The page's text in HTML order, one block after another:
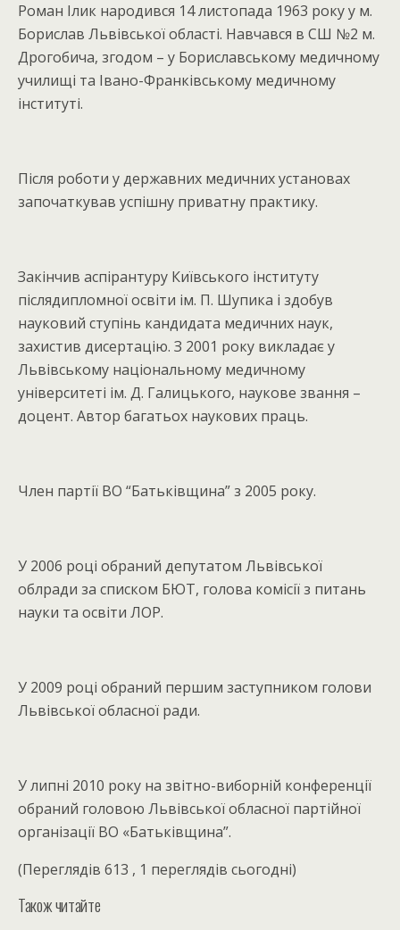
Роман Ілик народився 14 листопада 1963 року у м.
Борислав Львівської області. Навчався в СШ №2 м.
Дрогобича, згодом – у Бориславському медичному
училищі та Івано-Франківському медичному
інституті.
Після роботи у державних медичних установах
започаткував успішну приватну практику.
Закінчив аспірантуру Київського інституту
післядипломної освіти ім. П. Шупика і здобув
науковий ступінь кандидата медичних наук,
захистив дисертацію. З 2001 року викладає у
Львівському національному медичному
університеті ім. Д. Галицького, наукове звання –
доцент. Автор багатьох наукових праць.
Член партії ВО “Батьківщина” з 2005 року.
У 2006 році обраний депутатом Львівської
облради за списком БЮТ, голова комісії з питань
науки та освіти ЛОР.
У 2009 році обраний першим заступником голови
Львівської обласної ради.
У липні 2010 року на звітно-виборній конференції
обраний головою Львівської обласної партійної
організації ВО «Батьківщина”.
(Переглядів 613 , 1 переглядів сьогодні)
Також читайте